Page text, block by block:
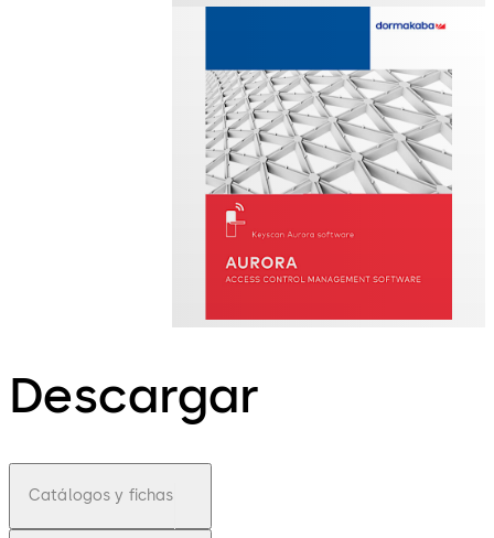
Descargar
Catálogos y fichas